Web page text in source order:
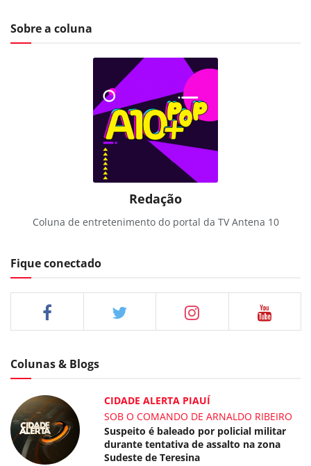
Sobre a coluna
Redação
Coluna de entretenimento do portal da TV Antena 10
Fique conectado
Colunas & Blogs
CIDADE ALERTA PIAUÍ
SOB O COMANDO DE ARNALDO RIBEIRO
Suspeito é baleado por policial militar
durante tentativa de assalto na zona
Sudeste de Teresina